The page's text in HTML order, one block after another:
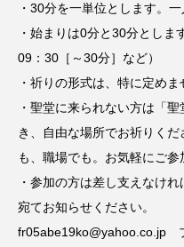
・30分を一単位とします。
・始まりは0分と30分とし
09：30［～30分］など）
・祈りの形式は、特に定め
・聖堂に来られない方は「
き、自由な場所でお祈りく
も、職場でも。お気軽にご参
・参加の方は差し支えなけ
宛てお知らせください。
fr05abe19ko@yahoo.co.jp